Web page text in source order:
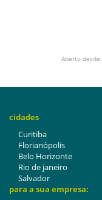
Aberto
cidades
Curitiba
Florianópolis
Belo Horizonte
Rio de janeiro
Salvador
para a sua empresa: